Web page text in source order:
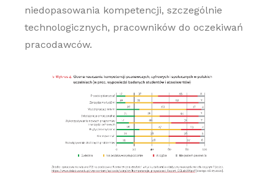
niedopasowania kompetencji, szczególnie
technologicznych, pracowników do oczekiwań
pracodawców.